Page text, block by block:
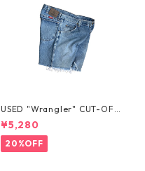
USED "Wrangler" CUT-OFF
DENIM SHORTS
¥5,280
20%OFF